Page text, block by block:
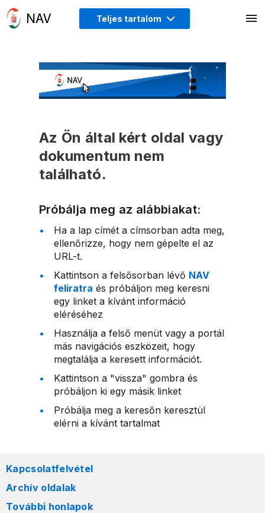
Teljes tartalom
Az Ön által kért oldal vagy
dokumentum nem
található.
Próbálja meg az alábbiakat:
Ha a lap címét a címsorban adta meg,
ellenőrizze, hogy nem gépelte el az
URL-t.
Kattintson a felsősorban lévő NAV
feliratra és próbáljon meg keresni
egy linket a kívánt információ
eléréséhez
Használja a felső menüt vagy a portál
más navigációs eszközeit, hogy
megtalálja a keresett információt.
Kattintson a "vissza" gombra és
próbáljon ki egy másik linket
Próbálja meg a keresőn keresztül
elérni a kívánt tartalmat
Kapcsolatfelvétel
Archív oldalak
További honlapok